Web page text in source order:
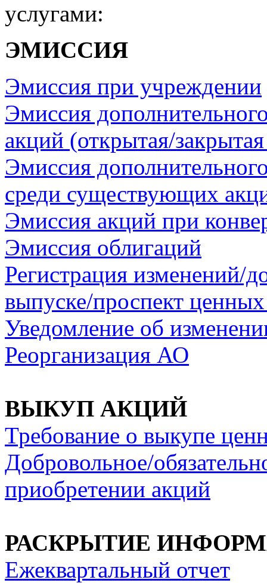
услугами:
ЭМИССИЯ
Эмиссия при учреждении
Эмиссия
акций (открытая/
Эмиссия
среди существующих
Эмиссия акций при
Эмиссия облигаций
Регистрация изменений/
выпуске/проспект
Уведомление об
Реорганизация АО
ВЫКУП АКЦИЙ
Требование о выкупе
Добровольное/
приобретении акций
РАСКРЫТИЕ
Ежеквартальный отчет